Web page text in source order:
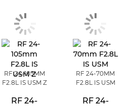
RF 24-105MM
F2.8L IS USM Z
RF 24-
RF 24-70MM
F2.8L IS USM
RF 24-